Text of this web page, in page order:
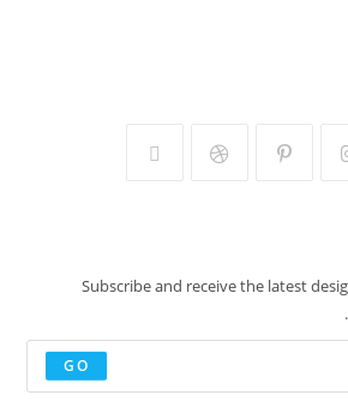
Subscribe and receive the latest
GO